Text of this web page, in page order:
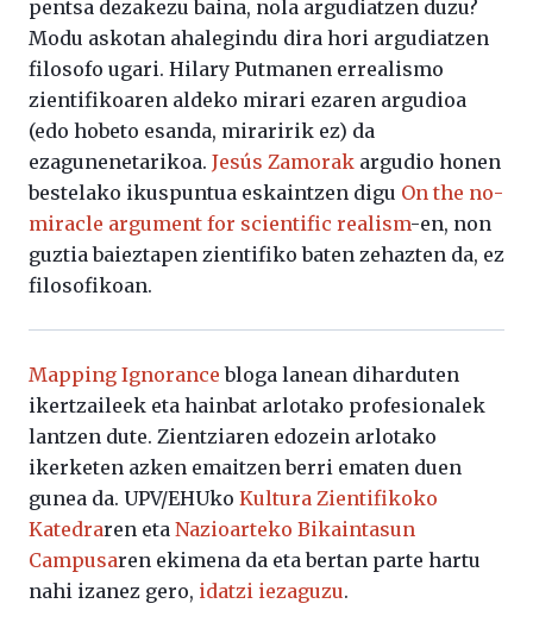
pentsa dezakezu baina, nola argudiatzen duzu?
Modu askotan ahalegindu dira hori argudiatzen
filosofo ugari. Hilary Putmanen errealismo
zientifikoaren aldeko mirari ezaren argudioa
(edo hobeto esanda, miraririk ez) da
ezagunenetarikoa. Jesús Zamorak argudio honen
bestelako ikuspuntua eskaintzen digu On the no-
miracle argument for scientific realism-en, non
guztia baieztapen zientifiko baten zehazten da, ez
filosofikoan.
Mapping Ignorance bloga lanean diharduten
ikertzaileek eta hainbat arlotako profesionalek
lantzen dute. Zientziaren edozein arlotako
ikerketen azken emaitzen berri ematen duen
gunea da. UPV/EHUko Kultura Zientifikoko
Katedraren eta Nazioarteko Bikaintasun
Campusaren ekimena da eta bertan parte hartu
nahi izanez gero, idatzi iezaguzu.